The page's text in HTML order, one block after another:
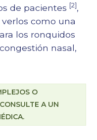
de pacientes [2],
como una
los ronquidos
nasal,
O
A UN